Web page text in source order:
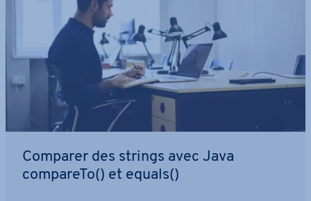
Comparer des strings avec Java
compareTo() et equals()